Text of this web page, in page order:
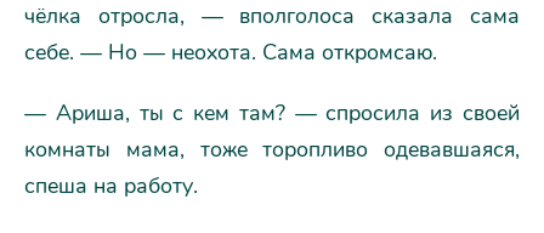
чёлка отросла, — вполголоса сказала сама
себе. — Но — неохота. Сама откромсаю.
— Ариша, ты с кем там? — спросила из своей
комнаты мама, тоже торопливо одевавшаяся,
спеша на работу.